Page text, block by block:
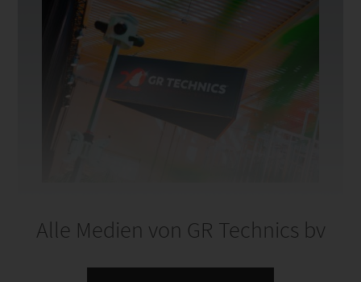
Gabelhubwagen bewegt werden, kann aber auch mit
zwei Hebeösen angehoben oder mit dem STALICO®
Transporter transportiert werden.
STALICO® Observa kann zu kommerziellen Zwecken auf
vier Seiten mit Branding und Kundennamen
Alle Medien von GR Technics bv